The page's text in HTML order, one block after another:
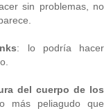
sin problemas, no
: lo podría hacer
del cuerpo de los
peliagudo que